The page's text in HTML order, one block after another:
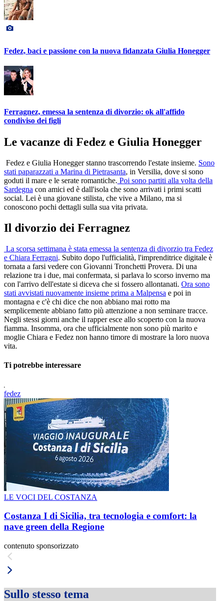
Fedez, baci e passione con la nuova fidanzata Giulia Honegger
Ferragnez, emessa la sentenza di divorzio: ok all'affido
condiviso dei figli
Le vacanze di Fedez e Giulia Honegger
Fedez e Giulia Honegger stanno trascorrendo l'estate insieme. Sono
stati paparazzati a Marina di Pietrasanta, in Versilia, dove si sono
goduti il mare e le serate romantiche. Poi sono partiti alla volta della
Sardegna con amici ed è dall'isola che sono arrivati i primi scatti
social. Lei è una giovane stilista, che vive a Milano, ma si
conoscono pochi dettagli sulla sua vita privata.
Il divorzio dei Ferragnez
La scorsa settimana è stata emessa la sentenza di divorzio tra Fedez
e Chiara Ferragni. Subito dopo l'ufficialità, l'imprenditrice digitale è
tornata a farsi vedere con Giovanni Tronchetti Provera. Di una
relazione tra i due, mai confermata, si parlava lo scorso inverno ma
con l'arrivo dell'estate si diceva che si fossero allontanati. Ora sono
stati avvistati nuovamente insieme prima a Malpensa e poi in
montagna e c'è chi dice che non abbiano mai rotto ma
semplicemente abbiano fatto più attenzione a non seminare tracce.
Negli stessi giorni anche il rapper esce allo scoperto con la nuova
fiamma. Insomma, ora che ufficialmente non sono più marito e
moglie Chiara e Fedez non hanno timore di mostrare la loro nuova
vita.
Ti potrebbe interessare
fedez
LE VOCI DEL COSTANZA
Costanza I di Sicilia, tra tecnologia e comfort: la
nave green della Regione
contenuto sponsorizzato
Sullo stesso tema